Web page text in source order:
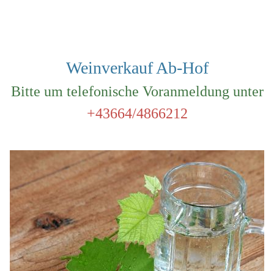
Weinverkauf Ab-Hof
Bitte um telefonische Voranmeldung unter
+43664/4866212